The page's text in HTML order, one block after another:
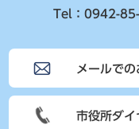
Tel：0942-
メールで
市役所ダイ